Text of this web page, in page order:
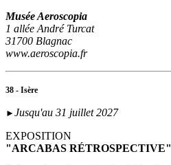
Musée Aeroscopia
1 allée André Turcat
31700 Blagnac
www.aeroscopia.fr
38 - Isère
► Jusqu'au 31 juillet 2027
EXPOSITION
"ARCABAS RÉTROSPECTIVE"